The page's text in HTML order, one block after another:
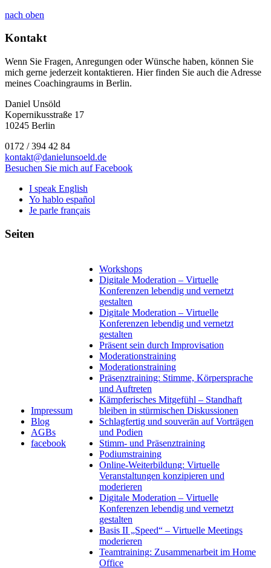
nach oben
Kontakt
Wenn Sie Fragen, Anregungen oder Wünsche haben, können Sie
mich gerne jederzeit kontaktieren. Hier finden Sie auch die Adresse
meines Coachingraums in Berlin.
Daniel Unsöld
Kopernikusstraße 17
10245 Berlin
0172 / 394 42 84
kontakt@danielunsoeld.de
Besuchen Sie mich auf Facebook
I speak English
Yo hablo español
Je parle français
Seiten
Impressum
Blog
AGBs
facebook
Workshops
Digitale Moderation – Virtuelle
Konferenzen lebendig und vernetzt
gestalten
Digitale Moderation – Virtuelle
Konferenzen lebendig und vernetzt
gestalten
Präsent sein durch Improvisation
Moderationstraining
Moderationstraining
Präsenztraining: Stimme, Körpersprache
und Auftreten
Kämpferisches Mitgefühl – Standhaft
bleiben in stürmischen Diskussionen
Schlagfertig und souverän auf Vorträgen
und Podien
Stimm- und Präsenztraining
Podiumstraining
Online-Weiterbildung: Virtuelle
Veranstaltungen konzipieren und
moderieren
Digitale Moderation – Virtuelle
Konferenzen lebendig und vernetzt
gestalten
Basis II „Speed“ – Virtuelle Meetings
moderieren
Teamtraining: Zusammenarbeit im Home
Office